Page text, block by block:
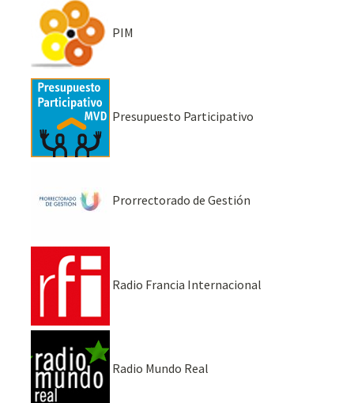
PIM
Presupuesto Participativo
Prorrectorado de Gestión
Radio Francia Internacional
Radio Mundo Real